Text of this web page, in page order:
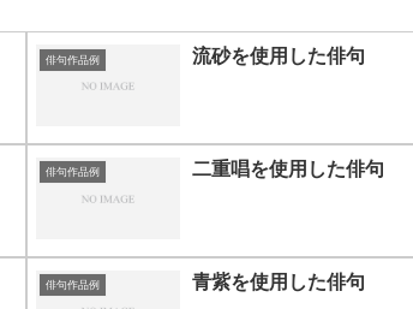
俳句作品例 流砂を使用した俳句
俳句作品例 二重唱を使用した俳句
俳句作品例 青紫を使用した俳句